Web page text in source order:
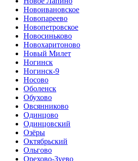
Новоивановское
Новопареево
Новопетровское
Новосиньково
Новохаритоново
Новый Милет
Ногинск
Ногинск-9
Носово
Оболенск
Обухово
Овсянниково
Одинцово
Одинцовский
Озёры
Октябрьский
Ольгово
Орехово-Зуево